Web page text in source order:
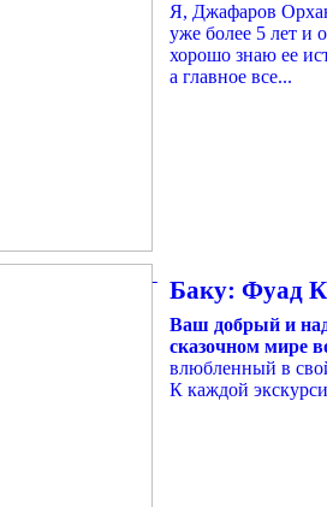
Я, Джафаров
уже более 5 лет и
хорошо знаю ее
а главное все...
Баку: Фуад
Ваш добрый и
сказочном мире
влюбленный в
К каждой